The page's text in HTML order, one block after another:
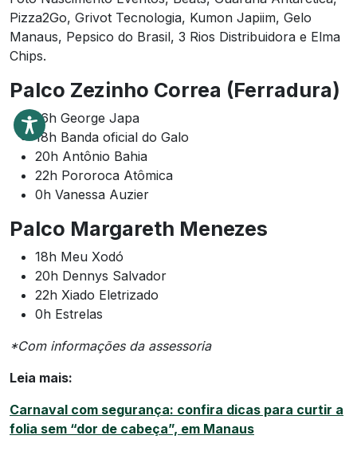
Pizza2Go, Grivot Tecnologia, Kumon Japiim, Gelo
Manaus, Pepsico do Brasil, 3 Rios Distribuidora e Elma
Chips.
Palco Zezinho Correa (Ferradura)
16h George Japa
18h Banda oficial do Galo
20h Antônio Bahia
22h Pororoca Atômica
0h Vanessa Auzier
Palco Margareth Menezes
18h Meu Xodó
20h Dennys Salvador
22h Xiado Eletrizado
0h Estrelas
*Com informações da assessoria
Leia mais:
Carnaval com segurança: confira dicas para curtir a
folia sem “dor de cabeça”, em Manaus